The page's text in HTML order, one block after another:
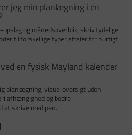
jeg min planlægning i en
og månedsoverblik, skriv tydelige
til forskellige typer aftaler for hurtigt
en fysisk Mayland kalender
planlægning, visuel oversigt uden
afhængighed og bedre
at skrive med pen.